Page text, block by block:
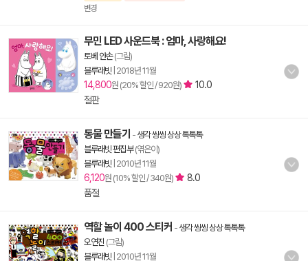
변경
무민 LED 사운드북 : 엄마, 사랑해요!
토베 얀손(그림)
블루래빗 2018년 11월
14,800원 (20% 할인 / 920원)
10.0
절판
동물 만들기 - 생각 씽씽 상상 톡톡톡
블루래빗 편집부(엮은이)
블루래빗 2010년 11월
6,120원 (10% 할인 / 340원)
8.0
품절
역할 놀이 400 스티커 - 생각 씽씽 상상 톡톡톡
오연진 (그림)
블루래빗 2010년 11월